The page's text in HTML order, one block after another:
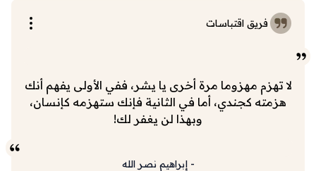
فريق اقتباسات
لا تهزم مهزوما مرة أخرى يا يشر، ففي الأولى يفهم أنك
هزمته كجندي، أما في الثانية فإنك ستهزمه كإنسان،
وبهذا لن يغفر لك!
-إبراهيم نصر الله